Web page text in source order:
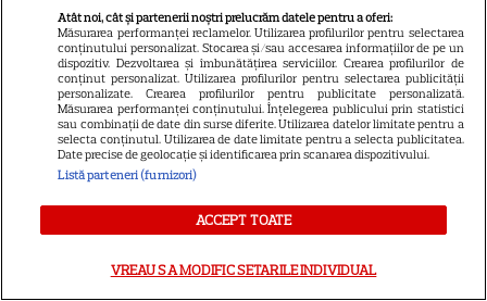
ARTICOLE PARTENERI
Tragedia înfiorătoare a
momentului în România!
pe Facebook și a murit! Am
revenim din șoc! Ce i s-a
Atât noi, cât și partenerii noștri prelucrăm datele pentru a oferi:
Măsurarea performanței reclamelor. Utilizarea profilurilor pentru selectarea
conținutului personalizat. Stocarea și/sau accesarea informațiilor de pe un
dispozitiv. Dezvoltarea și îmbunătățirea serviciilor. Crearea profilurilor de
conținut personalizat. Utilizarea profilurilor pentru selectarea publicității
personalizate. Crearea profilurilor pentru publicitate personalizată.
Măsurarea performanței conținutului. Înțelegerea publicului prin statistici
sau combinații de date din surse diferite. Utilizarea datelor limitate pentru a
selecta conținutul. Utilizarea de date limitate pentru a selecta publicitatea.
Date precise de geolocație și identificarea prin scanarea dispozitivului.
Listă parteneri (furnizori)
ACCEPT TOATE
VREAU SA MODIFIC SETARILE INDIVIDUAL